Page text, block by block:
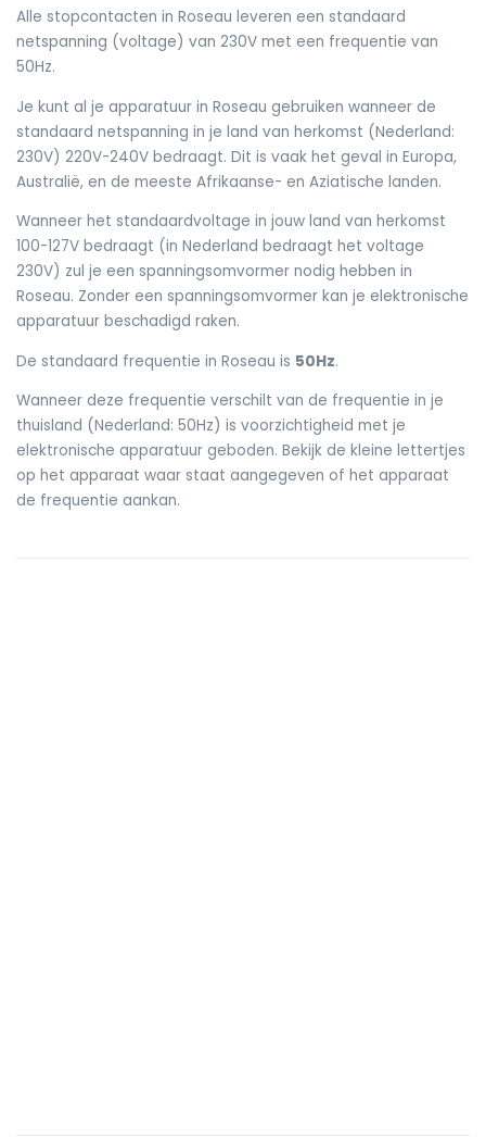
Alle stopcontacten in Roseau leveren een standaard
netspanning (voltage) van 230V met een frequentie van
50Hz.
Je kunt al je apparatuur in Roseau gebruiken wanneer de
standaard netspanning in je land van herkomst (Nederland:
230V) 220V-240V bedraagt. Dit is vaak het geval in Europa,
Australië, en de meeste Afrikaanse- en Aziatische landen.
Wanneer het standaardvoltage in jouw land van herkomst
100-127V bedraagt (in Nederland bedraagt het voltage
230V) zul je een spanningsomvormer nodig hebben in
Roseau. Zonder een spanningsomvormer kan je elektronische
apparatuur beschadigd raken.
De standaard frequentie in Roseau is 50Hz.
Wanneer deze frequentie verschilt van de frequentie in je
thuisland (Nederland: 50Hz) is voorzichtigheid met je
elektronische apparatuur geboden. Bekijk de kleine lettertjes
op het apparaat waar staat aangegeven of het apparaat
de frequentie aankan.